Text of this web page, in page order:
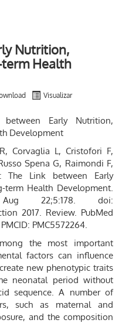
Nutrition,
Health
Visualizar
Early Nutrition,
Development
Corvaglia L, Cristofori F,
Spena G, Raimondi F,
The Link between Early
Health Development.
22;5:178. doi:
2017. Review. PubMed
PMC5572264.
the most important
factors can influence
new phenotypic traits
neonatal period without
sequence. A number of
such as maternal and
and the composition